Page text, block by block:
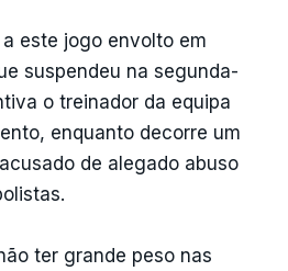
este jogo envolto em
suspendeu na segunda-
o treinador da equipa
enquanto decorre um
de alegado abuso
ter grande peso nas